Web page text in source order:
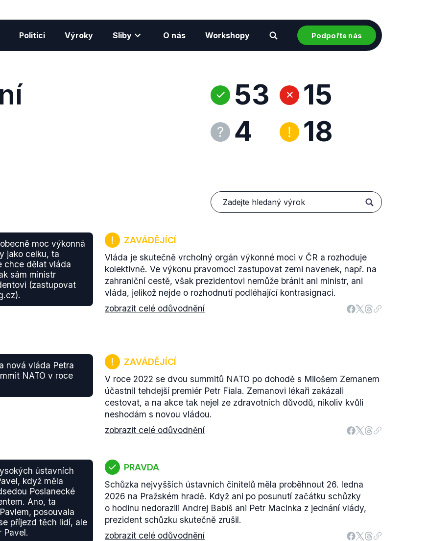
Politici Výroky Sliby O nás Workshopy Podpořte nás
53
4
15
18
moc výkonná
jako celku, ta
chce dělat vláda
sám ministr
(zastupovat
ZAVÁDĚJÍCÍ
Vláda je skutečně vrcholný orgán výkonné moci v ČR a rozhoduje
kolektivně. Ve výkonu pravomoci zastupovat zemi navenek, např. na
zahraniční cestě, však prezidentovi nemůže bránit ani ministr, ani
vláda, jelikož nejde o rozhodnutí podléhající kontrasignaci.
zobrazit celé odůvodnění
nová vláda Petra
NATO v roce
ZAVÁDĚJÍCÍ
V roce 2022 se dvou summitů NATO po dohodě s Milošem Zemanem
účastnil tehdejší premiér Petr Fiala. Zemanovi lékaři zakázali
cestovat, a na akce tak nejel ze zdravotních důvodů, nikoliv kvůli
neshodám s novou vládou.
zobrazit celé odůvodnění
ústavních
když měla
Poslanecké
Ano, ta
posouvala
příjezd těch lidí, ale
Pavel.
PRAVDA
Schůzka nejvyšších ústavních činitelů měla proběhnout 26. ledna
2026 na Pražském hradě. Když ani po posunutí začátku schůzky
o hodinu nedorazili Andrej Babiš ani Petr Macinka z jednání vlády,
prezident schůzku skutečně zrušil.
zobrazit celé odůvodnění